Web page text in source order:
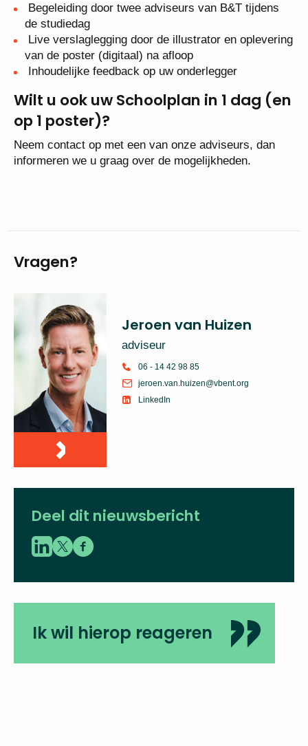
Begeleiding door twee adviseurs van B&T tijdens
de studiedag
Live verslaglegging door de illustrator en oplevering
van de poster (digitaal) na afloop
Inhoudelijke feedback op uw onderlegger
Wilt u ook uw Schoolplan in 1 dag (en
op 1 poster)?
Neem contact op met een van onze adviseurs, dan
informeren we u graag over de mogelijkheden.
Vragen?
Jeroen van Huizen
adviseur
06 - 14 42 98 85
jeroen.van.huizen@vbent.org
LinkedIn
Deel dit nieuwsbericht
Ik wil hierop reageren